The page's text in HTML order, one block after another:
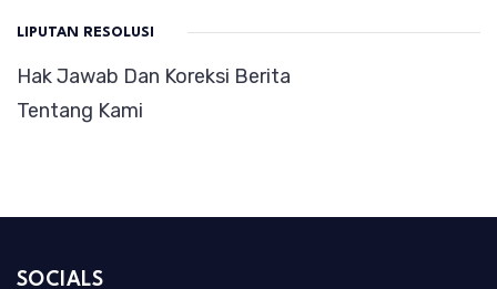
LIPUTAN RESOLUSI
Hak Jawab Dan Koreksi Berita
Tentang Kami
SOCIALS